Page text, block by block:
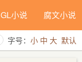
GL小说 腐文小说
字号： 小 中 大 默认